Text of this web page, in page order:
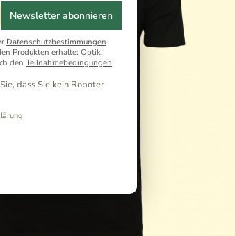
Newsletter abonnieren
Datenschutzbestimmungen
Produkten erhalte: Optik,
den Teilnahmebedingungen
dass Sie kein Roboter